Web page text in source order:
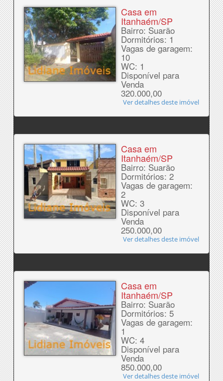
Casa em
Itanhaém/SP
Bairro: Suarão
Dormitórios: 1
Vagas de garagem:
10
WC: 1
Disponível para
Venda
320.000,00
Ver detalhes deste imóvel
Casa em
Itanhaém/SP
Bairro: Suarão
Dormitórios: 2
Vagas de garagem:
2
WC: 3
Disponível para
Venda
250.000,00
Ver detalhes deste imóvel
Casa em
Itanhaém/SP
Bairro: Suarão
Dormitórios: 5
Vagas de garagem:
1
WC: 4
Disponível para
Venda
850.000,00
Ver detalhes deste imóvel